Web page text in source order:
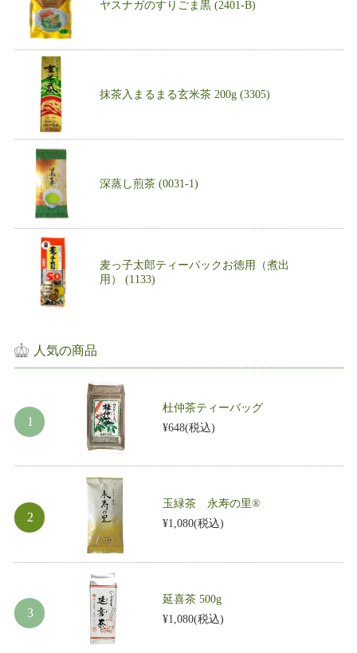
ヤスナガのすりごま黒 (2401-B)
抹茶入まるまる玄米茶 200g (3305)
深蒸し煎茶 (0031-1)
麦っ子太郎ティーパックお徳用（煮出
用） (1133)
人気の商品
杜仲茶ティーバッグ
¥648(税込)
玉緑茶 永寿の里®
¥1,080(税込)
延喜茶 500g
¥1,080(税込)